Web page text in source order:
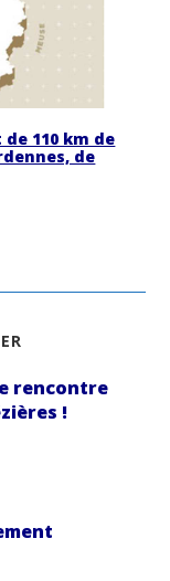
110 km de
de
rencontre
!